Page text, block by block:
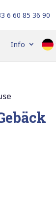
6 60 85 36 90
Info –